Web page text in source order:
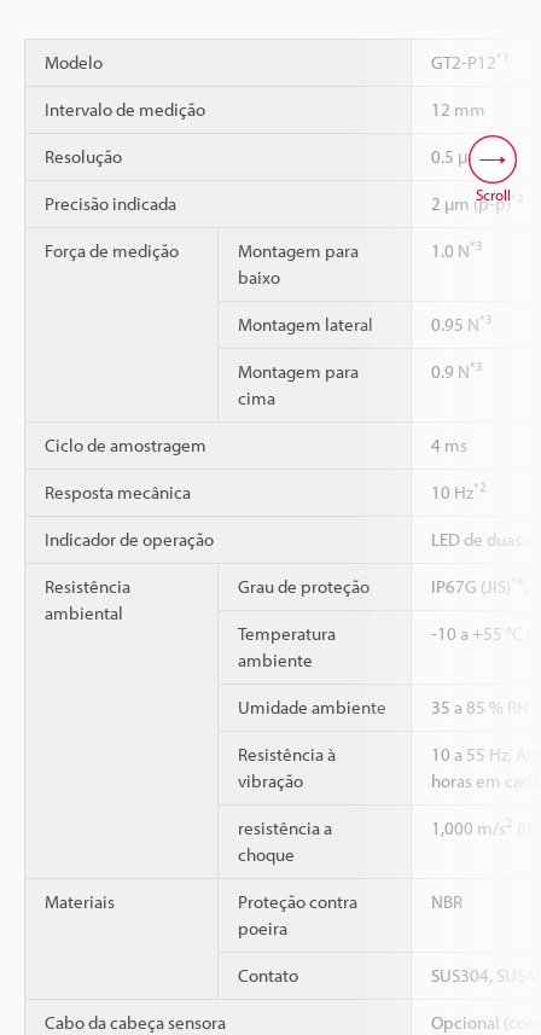
Modelo GT2-P12*1
Intervalo de medição 12 mm
Resolução 0.5 μm
Precisão indicada 2 µm (p-p)
Força de medição
Montagem para
baixo
1.0 N*3
Montagem lateral 0.95 N*3
Montagem para
cima
0.9 N*3
Ciclo de amostragem 4 ms
Resposta mecânica 10 Hz*2
Indicador de operação LED de duas
Resistência
ambiental
Grau de proteção IP67G (JIS)
Temperatura
ambiente
-10 a +55 °C
Umidade ambiente 35 a 85 % RH
Resistência à
vibração
10 a 55 Hz,
horas em
resistência a
choque
1,000 m/s2
Materiais
Proteção contra
poeira
NBR
Contato SUS304,
Cabo da cabeça sensora Opcional
Scroll